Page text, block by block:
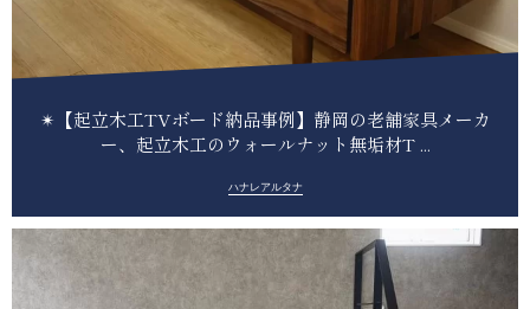
✴︎【起立木工TVボード納品事例】静岡の老舗家具メーカ
ー、起立木工のウォールナット無垢材T ...
ハナレアルタナ